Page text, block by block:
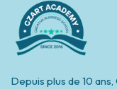
Depuis plus de 10